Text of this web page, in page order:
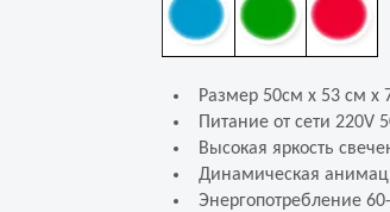
Размер 50см x 53 см x
Питание от сети 220V
Высокая яркость
Динамическая
Энергопотребление